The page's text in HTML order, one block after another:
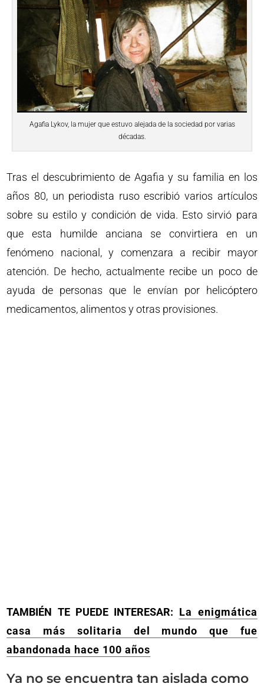
Agafia Lykov, la mujer que estuvo alejada de la sociedad por varias
décadas.
Tras el descubrimiento de Agafia y su familia en los
años 80, un periodista ruso escribió varios artículos
sobre su estilo y condición de vida. Esto sirvió para
que esta humilde anciana se convirtiera en un
fenómeno nacional, y comenzara a recibir mayor
atención. De hecho, actualmente recibe un poco de
ayuda de personas que le envían por helicóptero
medicamentos, alimentos y otras provisiones.
TAMBIÉN TE PUEDE INTERESAR: La enigmática
casa más solitaria del mundo que fue
abandonada hace 100 años
Ya no se encuentra tan aislada como